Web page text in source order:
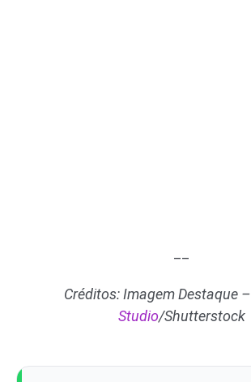
Créditos: Imagem Destaque –
Studio/Shutterstock